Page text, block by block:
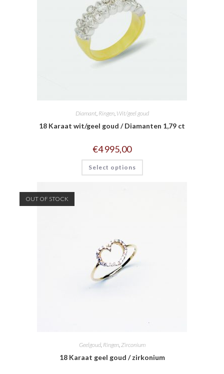
Diamant, Ringen, Wit/geel goud
18 Karaat wit/geel goud / Diamanten 1,79 ct
€4 995,00
Select options
OUT OF STOCK
Geelgoud, Ringen, Zirconium
18 Karaat geel goud / zirkonium